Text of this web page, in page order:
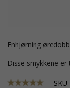
enhjørning
Disse smykkene
SKU